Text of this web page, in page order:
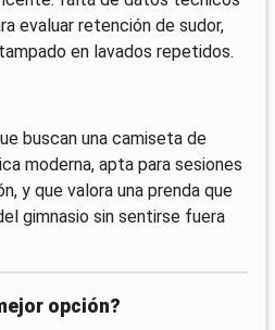
evaluar retención de sudor,
en lavados repetidos.
buscan una camiseta de
moderna, apta para sesiones
y que valora una prenda que
gimnasio sin sentirse fuera
opción?